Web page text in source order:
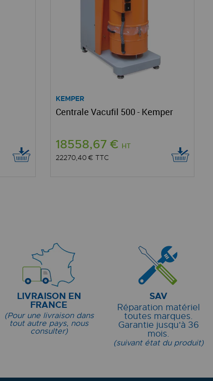
KEMPER
Centrale Vacufil 500 - Kemper
18558,67 € HT
22270,40 € TTC
LIVRAISON EN
FRANCE
(Pour une livraison dans
tout autre pays, nous
consulter)
SAV
Réparation matériel
toutes marques.
Garantie jusqu'à 36
mois.
(suivant état du produit)